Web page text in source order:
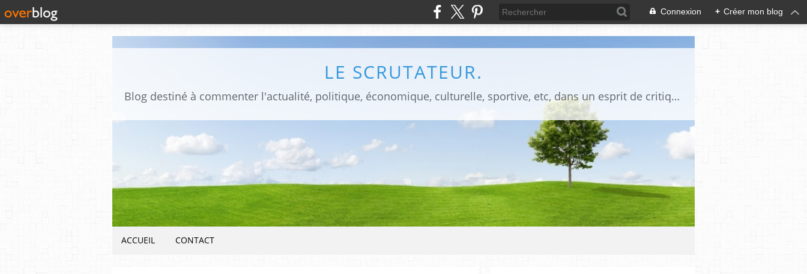
Connexion + Créer mon blog
LE SCRUTATEUR.
Blog destiné à commenter l'actualité, politique, économique, culturelle, sportive, etc, dans un esprit de critique philosophique, d'esprit chrétien et français.La collaboration des lecteurs est souhaitée, de même que la courtoisie, et l'esprit de tolérance.
ACCUEIL CONTACT